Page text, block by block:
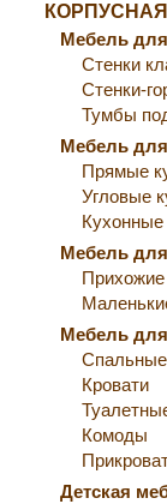
Мебель
Стенки
Стенки-
Тумбы
Мебель
Прямые
Угловые
Кухонные
Мебель
Прихожие
Мебель
Спальные
Кровати
Комоды
Детская